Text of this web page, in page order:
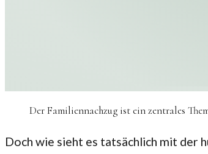
Der Familiennachzug ist ein zentrales
Doch wie sieht es tatsächlich mit der